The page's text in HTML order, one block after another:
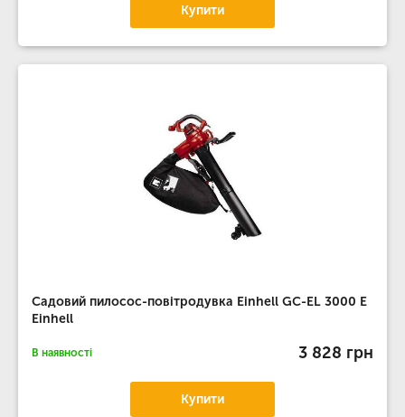
Купити
Садовий пилосос-повітродувка Einhell GC-EL 3000 E
Einhell
В наявності 3 828 грн
Купити